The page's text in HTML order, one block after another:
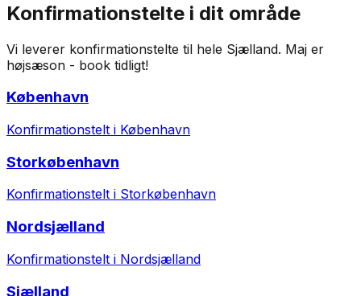
Konfirmationstelte i dit område
Vi leverer konfirmationstelte til hele Sjælland. Maj er
højsæson - book tidligt!
København
Konfirmationstelt i København
Storkøbenhavn
Konfirmationstelt i Storkøbenhavn
Nordsjælland
Konfirmationstelt i Nordsjælland
Sjælland